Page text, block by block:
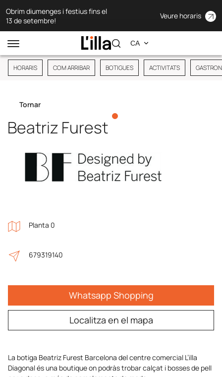
Obrim diumenges i festius fins el
13 de setembre!
Veure horaris
HORARIS COM ARRIBAR BOTIGUES ACTIVITATS
Tornar
Beatriz Furest
Planta 0
679319140
Whatsapp Shopping
Localitza en el mapa
La botiga Beatriz Furest Barcelona del centre comercial L’illa
Diagonal és una boutique on podràs trobar calçat i bosses de pell